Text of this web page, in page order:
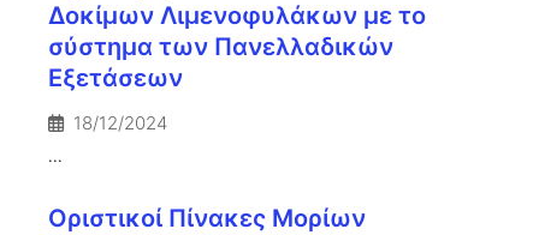
Δοκίμων Λιμενοφυλάκων με το
σύστημα των Πανελλαδικών
Εξετάσεων
18/12/2024
...
Οριστικοί Πίνακες Μορίων